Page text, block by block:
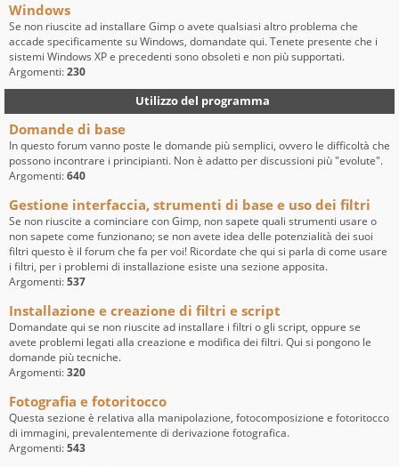
Windows
Se non riuscite ad installare Gimp o avete qualsiasi altro problema che
accade specificamente su Windows, domandate qui. Tenete presente che i
sistemi Windows XP e precedenti sono obsoleti e non più supportati.
Argomenti:230
Utilizzo del programma
Domande di base
In questo forum vanno poste le domande più semplici, ovvero le difficoltà che
possono incontrare i principianti. Non è adatto per discussioni più "evolute".
Argomenti:640
Gestione interfaccia, strumenti di base e uso dei filtri
Se non riuscite a cominciare con Gimp, non sapete quali strumenti usare o
non sapete come funzionano; se non avete idea delle potenzialità dei suoi
filtri questo è il forum che fa per voi! Ricordate che qui si parla di come usare
i filtri, per i problemi di installazione esiste una sezione apposita.
Argomenti:537
Installazione e creazione di filtri e script
Domandate qui se non riuscite ad installare i filtri o gli script, oppure se
avete problemi legati alla creazione e modifica dei filtri. Qui si pongono le
domande più tecniche.
Argomenti:320
Fotografia e fotoritocco
Questa sezione è relativa alla manipolazione, fotocomposizione e fotoritocco
di immagini, prevalentemente di derivazione fotografica.
Argomenti:543